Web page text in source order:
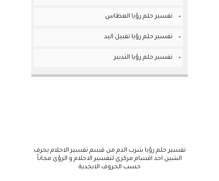
تفسير حلم رؤيا العطاس
تفسير حلم رؤيا تقبيل اليد
تفسير حلم رؤيا التدبير
تفسير حلم رؤيا شرب الدم من قسم تفسير الاحلام بحرف
الشين احد اقسام مركزي لتفسير الاحلام و الرؤى مجاناً
حسب الحروف الابجدية